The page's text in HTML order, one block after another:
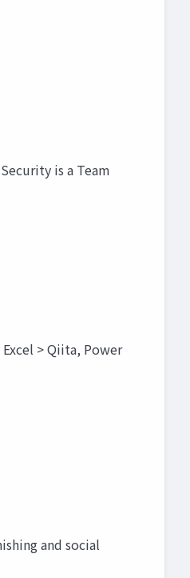
is a Team
Excel > Qiita, Power
and social